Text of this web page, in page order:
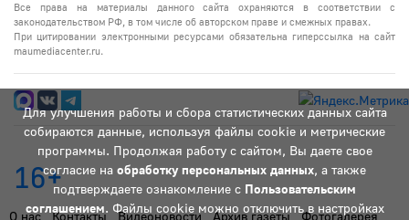
Для улучшения работы и сбора статистических данных сайта
собираются данные, используя файлы cookie и метрические
программы. Продолжая работу с сайтом, Вы даете свое
согласие на обработку персональных данных, а также
подтверждаете ознакомление с Пользовательским
соглашением. Файлы cookie можно отключить в настройках
Все права на материалы данного сайта охраняются в соответствии с
законодательством РФ, в том числе об авторском праве и смежных правах.
При цитировании электронными ресурсами обязательна гиперссылка на сайт
maumediacenter.ru.
16+
О нас Контакты Видеоновости Архив газеты Фотогалерея